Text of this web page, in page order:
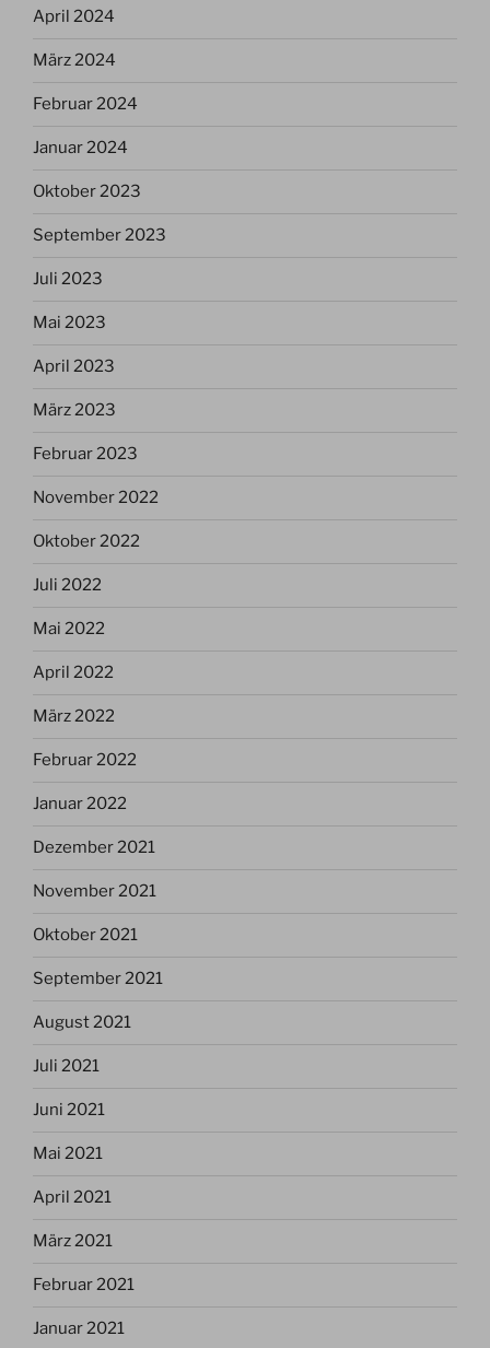
April 2024
März 2024
Februar 2024
Januar 2024
Oktober 2023
September 2023
Juli 2023
Mai 2023
April 2023
März 2023
Februar 2023
November 2022
Oktober 2022
Juli 2022
Mai 2022
April 2022
März 2022
Februar 2022
Januar 2022
Dezember 2021
November 2021
Oktober 2021
September 2021
August 2021
Juli 2021
Juni 2021
Mai 2021
April 2021
März 2021
Februar 2021
Januar 2021